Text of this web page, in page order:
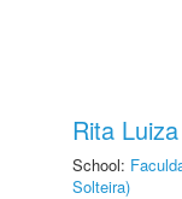
Rita
School:
Solteira)